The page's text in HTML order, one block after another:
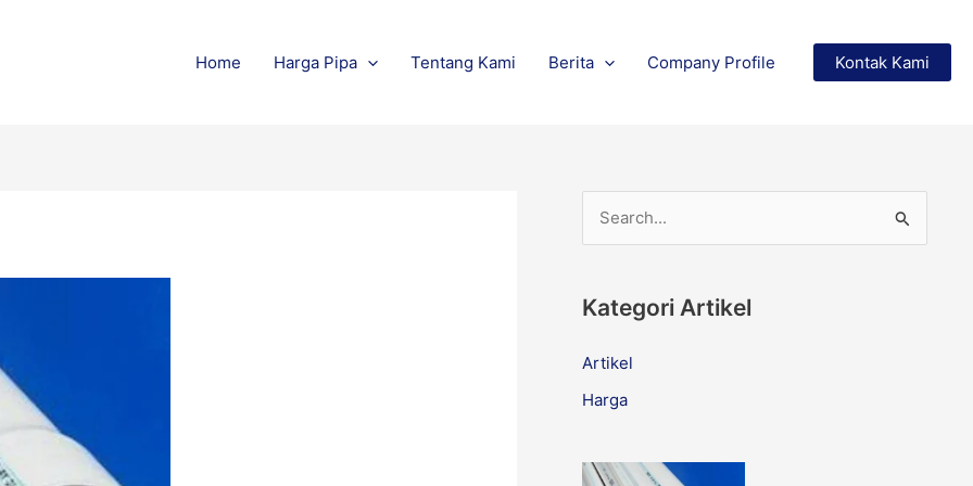
Home Harga Pipa Tentang Kami Berita Company Profile Kontak Kami
r
c
Kategori Artikel
Artikel
Harga